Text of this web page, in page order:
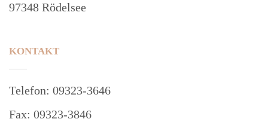
97348 Rödelsee
KONTAKT
Telefon: 09323-3646
Fax: 09323-3846